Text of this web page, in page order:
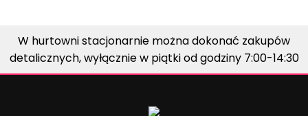
W hurtowni stacjonarnie można dokonać zakupów
detalicznych, wyłącznie w piątki od godziny 7:00-14:30